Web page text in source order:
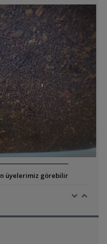
üyelerimiz görebilir